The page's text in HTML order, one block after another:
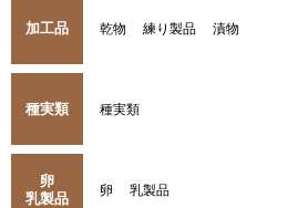
加工品 乾物 練り製品 漬物
種実類 種実類
卵
乳製品
卵 乳製品